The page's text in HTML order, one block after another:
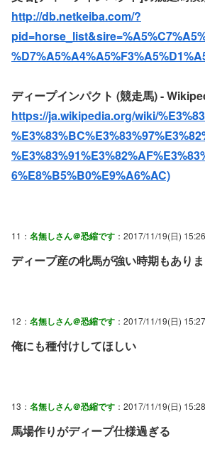
http://db.netkeiba.com/?
ディープインパクト (競走馬) -
https://ja.wikipedia.org/wiki/
6%E8%B5%B0%E9%A6%AC)
11： 名無しさん＠恐縮です ：2017/11/19(日)
ディープ産の牝馬が強い時期もあり
12： 名無しさん＠恐縮です ：2017/11/19(日)
俺にも種付けしてほしい
13： 名無しさん＠恐縮です ：2017/11/19(日)
馬場作りがディープ仕様過ぎる